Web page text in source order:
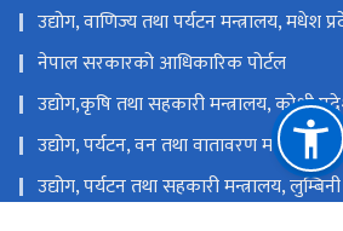
उद्योग, वाणिज्य तथा पर्यटन मन्त्रालय, मधेश
नेपाल सरकारको आधिकारिक पोर्टल
उद्योग,कृषि तथा सहकारी मन्त्रालय, कोशी
उद्योग, पर्यटन, वन तथा वातावरण मन्त्रालय,
उद्योग, पर्यटन तथा सहकारी मन्त्रालय,